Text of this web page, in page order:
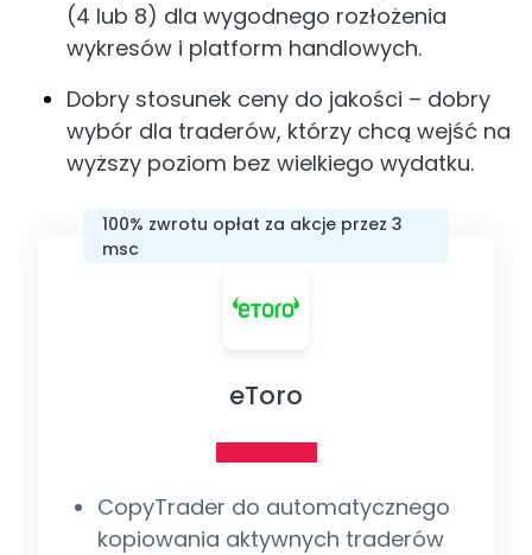
(4 lub 8) dla wygodnego rozłożenia
wykresów i platform handlowych.
Dobry stosunek ceny do jakości – dobry
wybór dla traderów, którzy chcą wejść na
wyższy poziom bez wielkiego wydatku.
100% zwrotu opłat za akcje przez 3
msc
eToro
CopyTrader do automatycznego
kopiowania aktywnych traderów